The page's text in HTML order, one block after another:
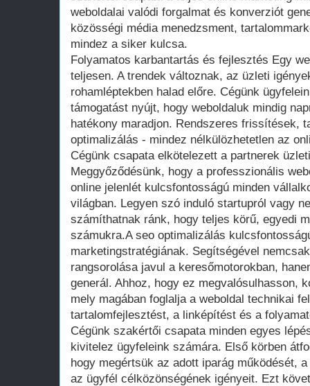
weboldalai valódi forgalmat és konverziót
közösségi média menedzsment,
mindez a siker kulcsa.
Folyamatos karbantartás és fejlesztés Egy
teljesen. A trendek változnak, az üzleti
rohamléptekben halad előre. Cégünk
támogatást nyújt, hogy weboldaluk mindig
hatékony maradjon. Rendszeres frissítések,
optimalizálás - mindez nélkülözhetetlen az
Cégünk csapata elkötelezett a partnerek
Meggyőződésünk, hogy a professzionális
online jelenlét kulcsfontosságú minden
világban. Legyen szó induló startupról vagy
számíthatnak ránk, hogy teljes körű, egyedi
számukra.A seo optimalizálás
marketingstratégiának. Segítségével
rangsorolása javul a keresőmotorokban,
generál. Ahhoz, hogy ez megvalósulhasson,
mely magában foglalja a weboldal technikai
tartalomfejlesztést, a linképítést és a
Cégünk szakértői csapata minden egyes
kivitelez ügyfeleink számára. Első körben
hogy megértsük az adott iparág működését,
az ügyfél célközönségének igényeit. Ezt